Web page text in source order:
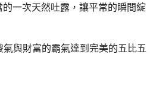
一次天然吐露，讓平常的瞬間綻
氣與財富的霸氣達到完美的五比五